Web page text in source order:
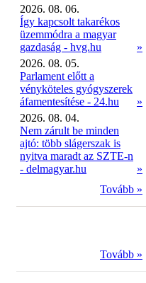
2026. 08. 06.
Így kapcsolt takarékos
üzemmódra a magyar
gazdaság - hvg.hu
»
2026. 08. 05.
Parlament előtt a
vényköteles gyógyszerek
áfamentesítése - 24.hu
»
2026. 08. 04.
Nem zárult be minden
ajtó: több slágerszak is
nyitva maradt az SZTE-n
- delmagyar.hu
»
Tovább »
Tovább »